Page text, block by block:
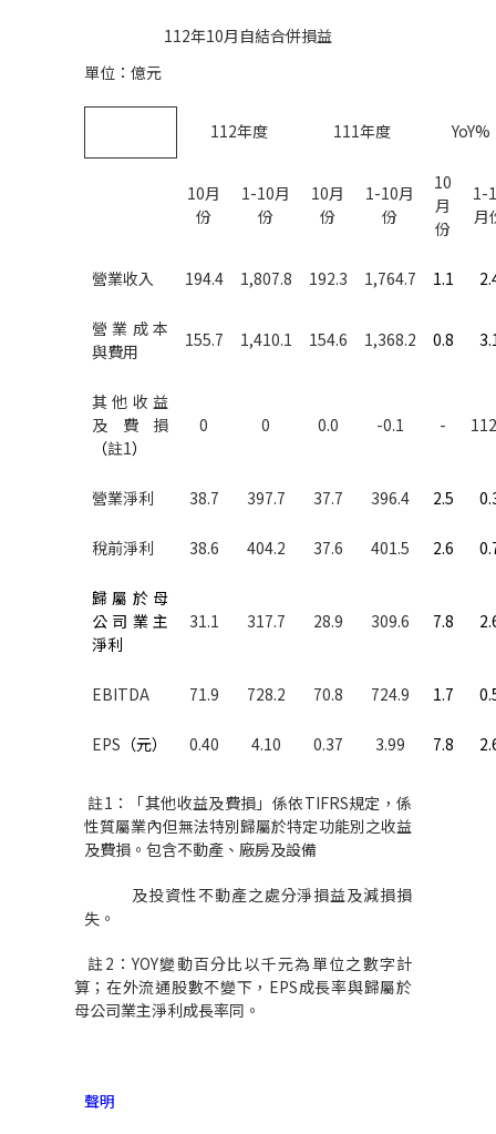
112年10月自結合併損益
單位：億元
112年度 111年度 YoY%
10月
份
1-10月
份
10月
份
1-10月
份
10
月
份
1-
月
營業收入 194.4 1,807.8 192.3 1,764.7 1.1
營業成本
與費用
155.7 1,410.1 154.6 1,368.2 0.8
其他收益
及費損
（註1）
0 0 0.0 -0.1 -
營業淨利 38.7 397.7 37.7 396.4 2.5
稅前淨利 38.6 404.2 37.6 401.5 2.6
歸屬於母
公司業主
淨利
31.1 317.7 28.9 309.6 7.8
EBITDA 71.9 728.2 70.8 724.9 1.7
EPS （元） 0.40 4.10 0.37 3.99 7.8
註1 ：「其他收益及費損」係依TIFRS規定，係
性質屬業內但無法特別歸屬於特定功能別之收益
及費損。包含不動產、廠房及設備
及投資性不動產之處分淨損益及減損損
失。
註2 ：YOY變動百分比以千元為單位之數字計
算；在外流通股數不變下， EPS成長率與歸屬於
母公司業主淨利成長率同。
聲明